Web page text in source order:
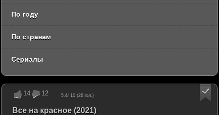
14 12 5.4/ 10 (26 гол.)
Все на красное (2021)
По году
По странам
Сериалы